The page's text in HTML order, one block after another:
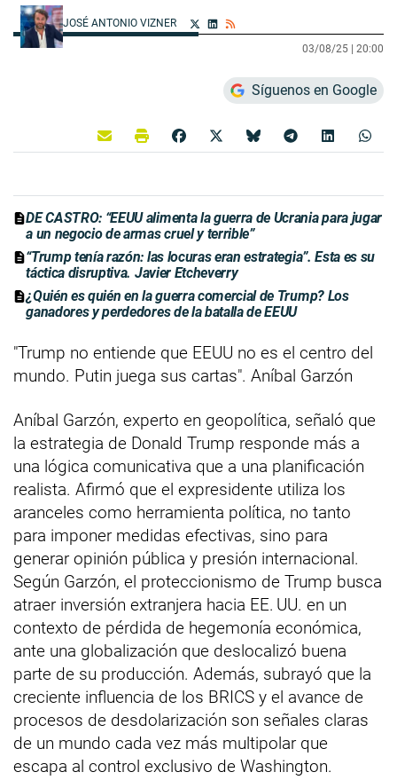
JOSÉ ANTONIO VIZNER
03/08/25 | 20:00
Síguenos en Google
DE CASTRO: “EEUU alimenta la guerra de Ucrania para jugar
a un negocio de armas cruel y terrible”
“Trump tenía razón: las locuras eran estrategia”. Esta es su
táctica disruptiva. Javier Etcheverry
¿Quién es quién en la guerra comercial de Trump? Los
ganadores y perdedores de la batalla de EEUU
"Trump no entiende que EEUU no es el centro del
mundo. Putin juega sus cartas". Aníbal Garzón
Aníbal Garzón, experto en geopolítica, señaló que
la estrategia de Donald Trump responde más a
una lógica comunicativa que a una planificación
realista. Afirmó que el expresidente utiliza los
aranceles como herramienta política, no tanto
para imponer medidas efectivas, sino para
generar opinión pública y presión internacional.
Según Garzón, el proteccionismo de Trump busca
atraer inversión extranjera hacia EE. UU. en un
contexto de pérdida de hegemonía económica,
ante una globalización que deslocalizó buena
parte de su producción. Además, subrayó que la
creciente influencia de los BRICS y el avance de
procesos de desdolarización son señales claras
de un mundo cada vez más multipolar que
escapa al control exclusivo de Washington.